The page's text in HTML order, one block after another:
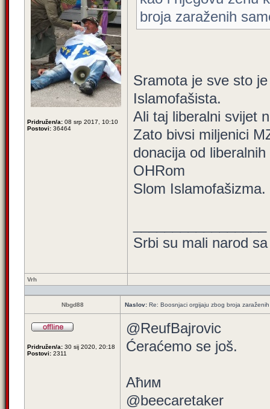
Pridružen/a: 08 srp 2017, 10:10
Postovi: 36464
broja zaraženih
Sramota je sve sto
Islamofašista.
Ali taj liberalni svijet
Zato bivsi miljenici
donacija od
OHRom
Slom Islamofašizma.
Srbi su mali narod
Vrh
Nbgd88 Naslov: Re: Boosnjaci orgijaju zbog broja
Pridružen/a: 30 sij 2020, 20:18
Postovi: 2311
@ReufBajrovic
Ćeraćemo se još.
Aћим
@beecaretaker